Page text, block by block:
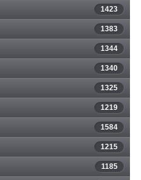
1423
1383
1344
1340
1325
1219
1584
1215
1185